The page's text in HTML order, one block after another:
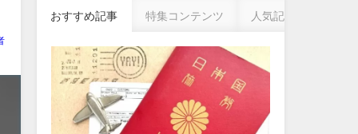
おすすめ記事 特集コンテンツ 人気記事